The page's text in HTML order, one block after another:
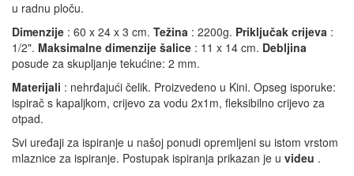
u radnu ploču.
Dimenzije : 60 x 24 x 3 cm. Težina : 2200g. Priključak crijeva :
1/2". Maksimalne dimenzije šalice : 11 x 14 cm. Debljina
posude za skupljanje tekućine: 2 mm.
Materijali : nehrđajući čelik. Proizvedeno u Kini. Opseg isporuke:
ispirač s kapaljkom, crijevo za vodu 2x1m, fleksibilno crijevo za
otpad.
Svi uređaji za ispiranje u našoj ponudi opremljeni su istom vrstom
mlaznice za ispiranje. Postupak ispiranja prikazan je u videu .